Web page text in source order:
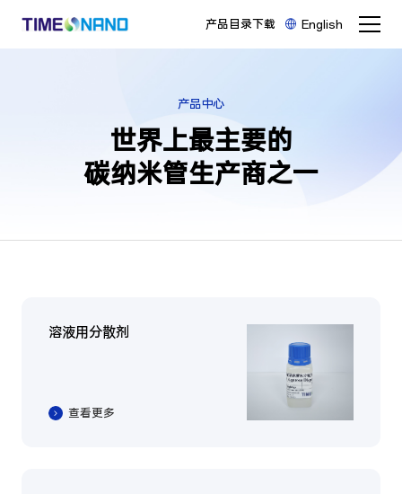
产品目录下载 English
产品中心
世界上最主要的
碳纳米管生产商之一
溶液用分散剂
查看更多